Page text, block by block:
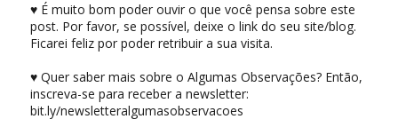
♥ É muito bom poder ouvir o que você pensa sobre este
post. Por favor, se possível, deixe o link do seu site/blog.
Ficarei feliz por poder retribuir a sua visita.
♥ Quer saber mais sobre o Algumas Observações? Então,
inscreva-se para receber a newsletter:
bit.ly/newsletteralgumasobservacoes